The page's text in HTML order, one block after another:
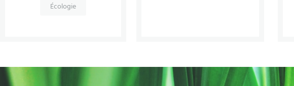
Écologie